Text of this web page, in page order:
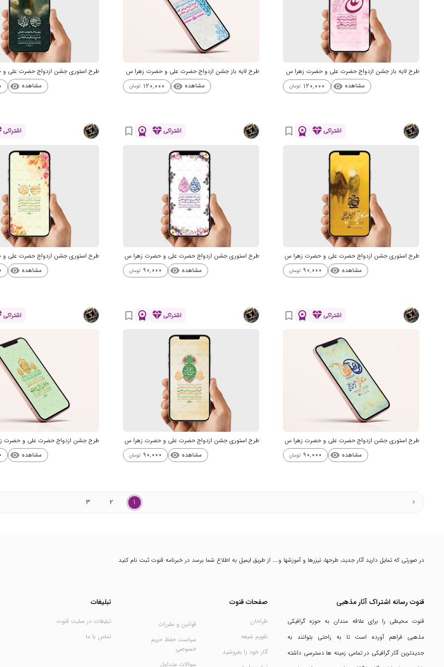
طرح لایه باز جشن ازدواج حضرت علی و حضرت زهرا س
مشاهده visibility
120,000 تومان
طرح لایه باز جشن ازدواج حضرت علی و حضرت زهرا س
مشاهده visibility
120,000 تومان
طرح استوری جشن ازدواج حضرت علی
مشاهده visibility
اشتراکیdiamond
workspace_premium
bookmark_border
طرح استوری جشن ازدواج حضرت علی و حضرت زهرا س
مشاهده visibility
90,000 تومان
اشتراکیdiamond
workspace_premium
bookmark_border
طرح استوری جشن ازدواج حضرت علی و حضرت زهرا س
مشاهده visibility
90,000 تومان
اشتراکی
طرح استوری جشن ازدواج حضرت علی
مشاهده visibility
اشتراکیdiamond
workspace_premium
bookmark_border
طرح استوری جشن ازدواج حضرت علی و حضرت زهرا س
مشاهده visibility
90,000 تومان
اشتراکیdiamond
workspace_premium
bookmark_border
طرح استوری جشن ازدواج حضرت علی و حضرت زهرا س
مشاهده visibility
90,000 تومان
اشتراکی
طرح جشن ازدواج حضرت علی و حضرت
مشاهده visibility
1
2
3
در صورتی که تمایل دارید آثار جدید، طرحها، تیزرها و آموزشها و.... از طریق ایمیل به اطلاع شما برسد در خبرنامه قنوت ثبت نام کنید
قنوت رسانه اشتراک آثار مذهبی
قنوت محیطی را برای علاقه مندان به حوزه گرافیکی
مذهبی فراهم آورده است تا به راحتی بتوانند به
جدیدترین آثار گرافیکی در تمامی زمینه ها دسترسی داشته
صفحات قنوت
طراحان
تقویم شیعه
آثار خود را بفروشید
قوانین و مقررات
سیاست حفظ حریم
خصوصی
سوالات متداول
تبلیغات
تبلیغات در سایت قنوت
تماس با ما